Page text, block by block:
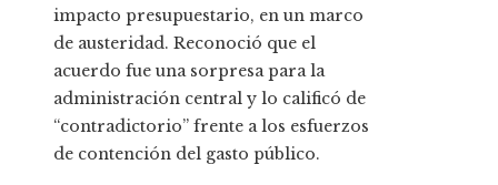
impacto presupuestario, en un marco
de austeridad. Reconoció que el
acuerdo fue una sorpresa para la
administración central y lo calificó de
“contradictorio” frente a los esfuerzos
de contención del gasto público.